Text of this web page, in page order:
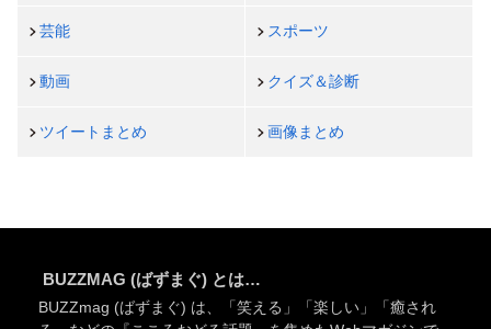
芸能 スポーツ
動画 クイズ＆診断
ツイートまとめ 画像まとめ
BUZZMAG (ばずまぐ) とは…
BUZZmag (ばずまぐ) は、「笑える」「楽しい」「癒され